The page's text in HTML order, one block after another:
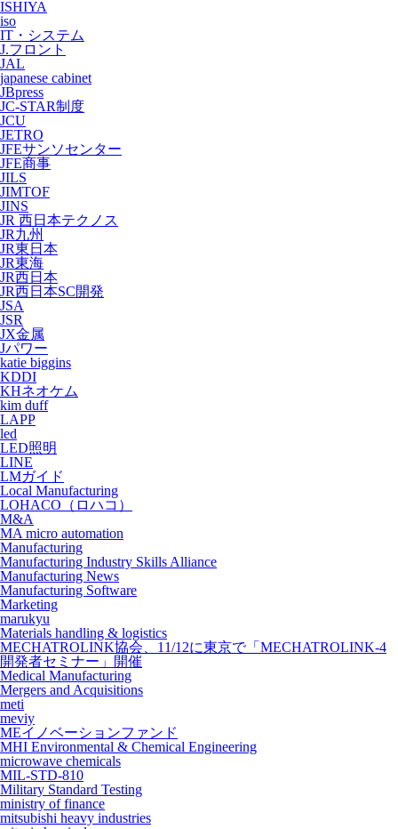
ISHIYA
iso
IT・システム
J.フロント
JAL
japanese cabinet
JBpress
JC-STAR制度
JCU
JETRO
JFEサンソセンター
JFE商事
JILS
JIMTOF
JINS
JR 西日本テクノス
JR九州
JR東日本
JR東海
JR西日本
JR西日本SC開発
JSA
JSR
JX金属
Jパワー
katie biggins
KDDI
KHネオケム
kim duff
LAPP
led
LED照明
LINE
LMガイド
Local Manufacturing
LOHACO（ロハコ）
M&A
MA micro automation
Manufacturing
Manufacturing Industry Skills Alliance
Manufacturing News
Manufacturing Software
Marketing
marukyu
Materials handling & logistics
MECHATROLINK協会、11/12に東京で「MECHATROLINK-4
開発者セミナー」開催
Medical Manufacturing
Mergers and Acquisitions
meti
meviy
MEイノベーションファンド
MHI Environmental & Chemical Engineering
microwave chemicals
MIL-STD-810
Military Standard Testing
ministry of finance
mitsubishi heavy industries